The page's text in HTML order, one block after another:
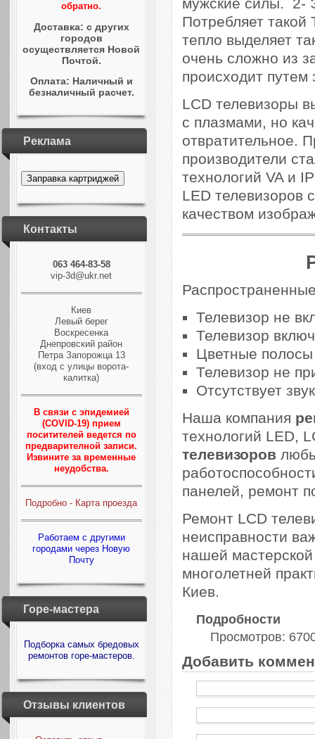
обратно.
Доставка: с других
городов
осуществляется Новой
Почтой.
Оплата: Наличный и
безналичный расчет.
Реклама
Заправка картриджей
Контакты
063 464-83-58
vip-3d@ukr.net
Киев
Левый берег
Воскресенка
Днепровский район
Петра Запорожца 13
(вход с улицы ворота-
калитка)
В связи с эпидемией
(COVID-19) прием
поситителей ведется по
предварителной записи.
Извините за временные
неудобства.
Подробно - Карта проезда
Работаем с другими
городами через Новую
Почту
Горе-мастера
Подборка самых бредовых
ремонтов горе-мастеров.
Отзывы клиентов
мужские силы. 2-
Потребляет такой
тепло выделяет
очень сложно из
происходит
LCD телевизоры
с плазмами, но
отвратительное.
производители
технологий VA и
LED телевизоров
качеством
Телевизор не
Телевизор
Цветные полосы
Телевизор не
Отсутствует звук
Наша компания
технологий LED,
телевизоров
панелей, ремонт
Ремонт LCD
неисправности
нашей
многолетней
Киев.
Подробности
Просмотров:
Добавить